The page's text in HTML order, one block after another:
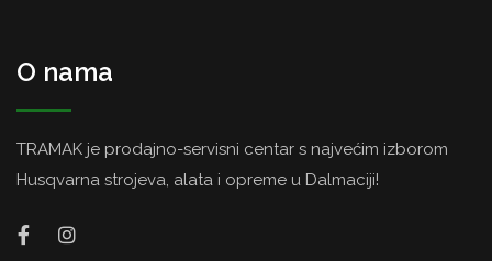
O nama
TRAMAK je prodajno-servisni centar s najvećim izborom
Husqvarna strojeva, alata i opreme u Dalmaciji!